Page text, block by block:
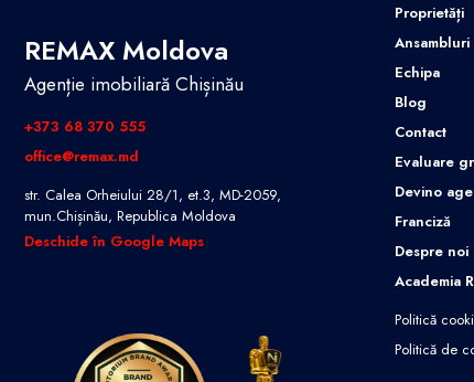
REMAX Moldova
Agenție imobiliară Chișinău
+373 68 370 555
office@remax.md
str. Calea Orheiului 28/1, et.3, MD-2059,
mun.Chișinău, Republica Moldova
Deschide în Google Maps
Proprietăți
Echipa
Blog
Contact
Evaluare
Devino
Franciză
Despre noi
Academia
Politică
Politică de